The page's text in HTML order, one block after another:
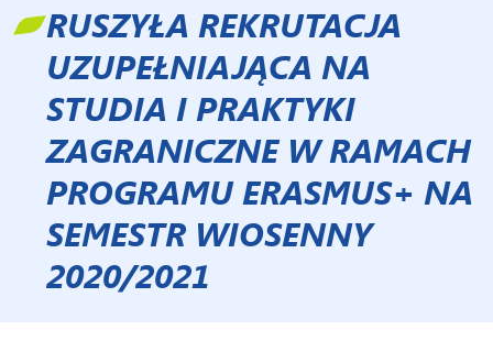
RUSZYŁA REKRUTACJA
UZUPEŁNIAJĄCA NA
STUDIA I PRAKTYKI
ZAGRANICZNE W RAMACH
PROGRAMU ERASMUS+ NA
SEMESTR WIOSENNY
2020/2021